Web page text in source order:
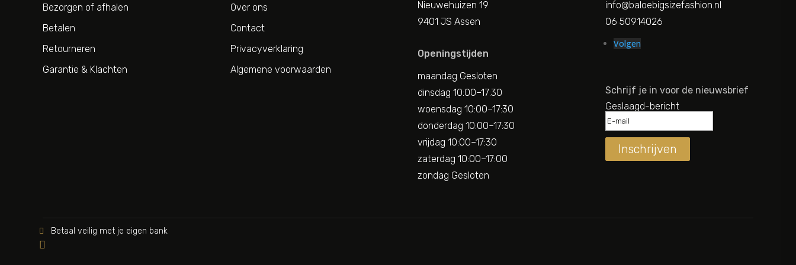
Bezorgen of afhalen
Betalen
Retourneren
Garantie & Klachten
Over ons
Contact
Privacyverklaring
Algemene voorwaarden
Nieuwehuizen 19
9401 JS Assen
Openingstijden
maandag Gesloten
dinsdag 10:00–17:30
woensdag 10:00–17:30
donderdag 10:00–17:30
vrijdag 10:00–17:30
zaterdag 10:00–17:00
zondag Gesloten
info@baloebigsizefashion.nl
06 50914026
Volgen
Schrijf je in voor de nieuwsbrief
Geslaagd-bericht
Inschrijven
 Betaal veilig met je eigen bank
